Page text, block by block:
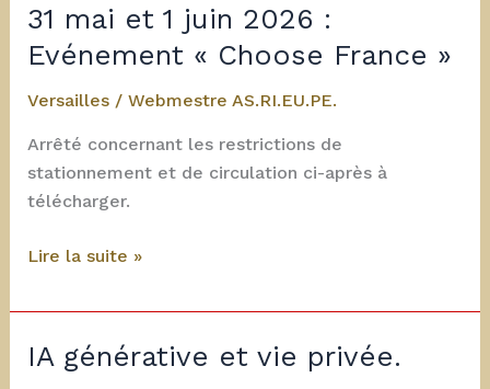
Juin,
juillet,
31 mai et 1 juin 2026 :
Evénement « Choose France »
Versailles/ Webmestre AS.RI.EU.PE.
Arrêté concernant les restrictions de
stationnement et de circulation ci-après à
télécharger.
31
et
juin
Lire la suite »
IA générative et vie privée.